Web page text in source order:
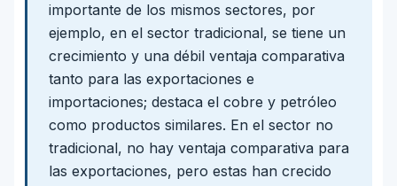
importante de los mismos sectores, por
ejemplo, en el sector tradicional, se tiene un
crecimiento y una débil ventaja comparativa
tanto para las exportaciones e
importaciones; destaca el cobre y petróleo
como productos similares. En el sector no
tradicional, no hay ventaja comparativa para
las exportaciones, pero estas han crecido